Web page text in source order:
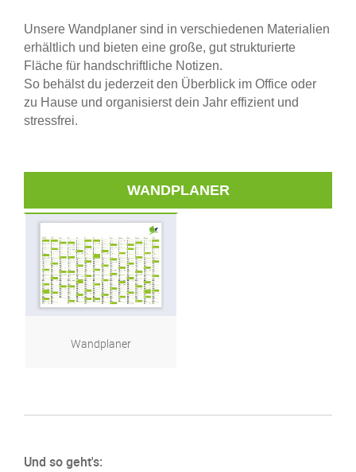
Unsere Wandplaner sind in verschiedenen Materialien
erhältlich und bieten eine große, gut strukturierte
Fläche für handschriftliche Notizen.
So behälst du jederzeit den Überblick im Office oder
zu Hause und organisierst dein Jahr effizient und
stressfrei.
WANDPLANER
Wandplaner
Und so geht's: